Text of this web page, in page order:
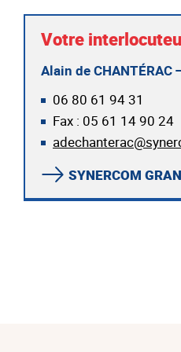
Votre
Alain de CHANTÉRAC
06 80 61 94 31
Fax : 05 61 14 90 24
SYNERCOM